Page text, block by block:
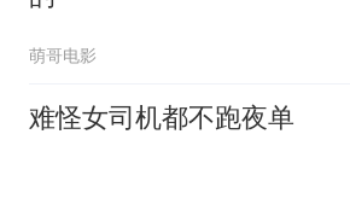
萌哥电影
难怪女司机都不跑夜单